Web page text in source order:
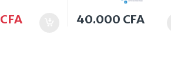
CFA 40.000 CFA